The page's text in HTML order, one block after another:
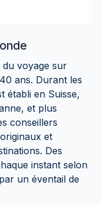
du voyage sur
ans. Durant les
établi en Suisse,
et plus
conseillers
et
Des
instant selon
un éventail de